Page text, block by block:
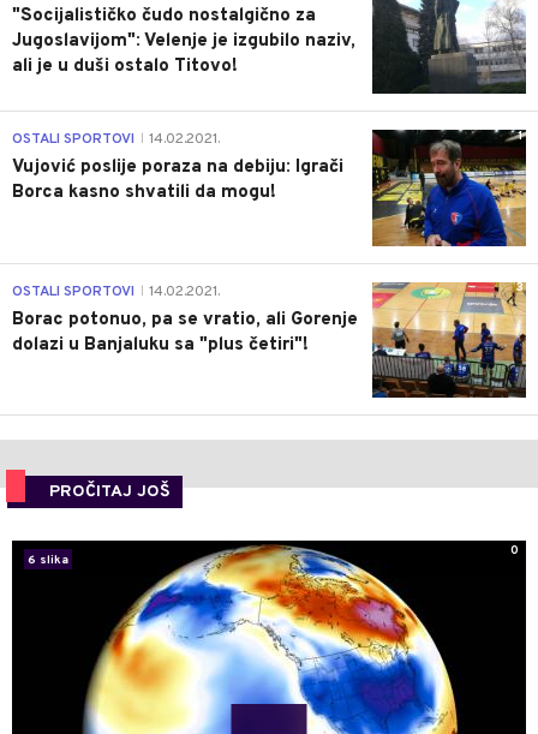
"Socijalističko čudo nostalgično za
Jugoslavijom": Velenje je izgubilo naziv,
ali je u duši ostalo Titovo!
1
OSTALI SPORTOVI 14.02.2021.
Vujović poslije poraza na debiju: Igrači
Borca kasno shvatili da mogu!
3
OSTALI SPORTOVI 14.02.2021.
Borac potonuo, pa se vratio, ali Gorenje
dolazi u Banjaluku sa "plus četiri"!
PROČITAJ JOŠ
6 slika
0